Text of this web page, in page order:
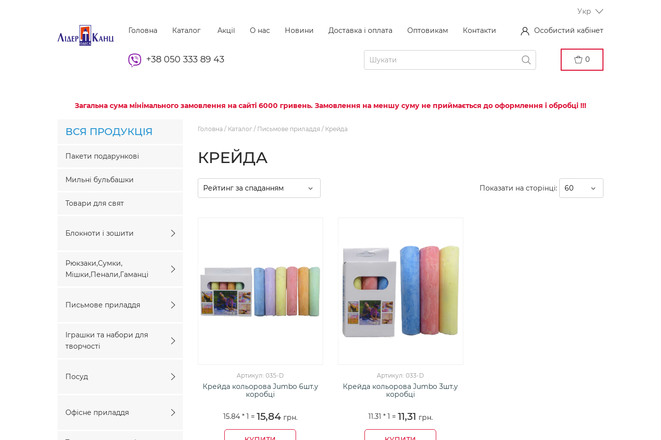
Укр
Головна Каталог Акції О нас Новини Доставка і оплата Оптовикам Контакти Особистий кабінет
+38 050 333 89 43 0
Загальна сума мінімального замовлення на сайті 6000 гривень. Замовлення на меншу суму не приймається до оформлення і обробці !!!
ВСЯ ПРОДУКЦІЯ
Пакети подарункові
Мильні бульбашки
Товари для свят
Блокноти і зошити
Рюкзаки,Сумки,
Мішки,Пенали,Гаманці
Письмове приладдя
Іграшки та набори для
творчості
Посуд
Офісне приладдя
Головна / Каталог / Письмове приладдя / Крейда
КРЕЙДА
Показати на сторінці:
Артикул: 035-D
Крейда кольорова Jumbo 6шт.у
коробці
15.84 * 1 = 15,84 грн.
Артикул: 033-D
Крейда кольорова Jumbo 3шт.у
коробці
11.31 * 1 = 11,31 грн.